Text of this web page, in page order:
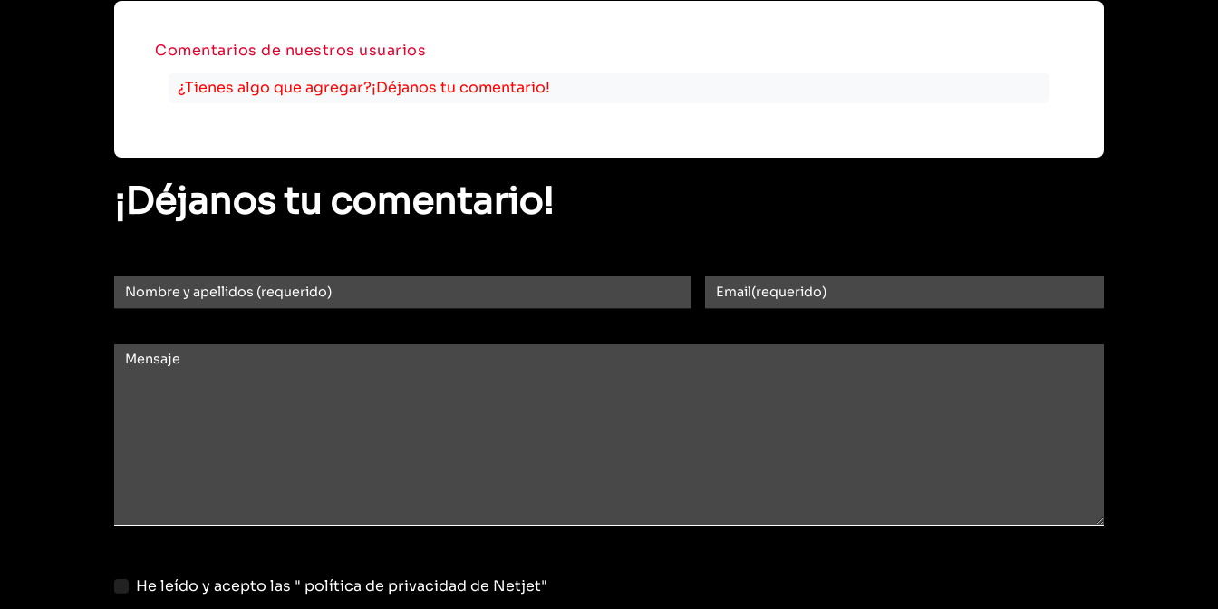
Comentarios de nuestros usuarios
¿Tienes algo que agregar?¡Déjanos tu comentario!
¡Déjanos tu comentario!
He leído y acepto las " política de privacidad de Netjet"